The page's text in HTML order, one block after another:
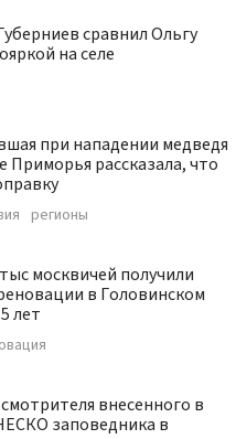
сравнил Ольгу
на селе
при нападении медведя
Приморья рассказала, что
регионы
москвичей получили
в Головинском
лет
внесенного в
заповедника в